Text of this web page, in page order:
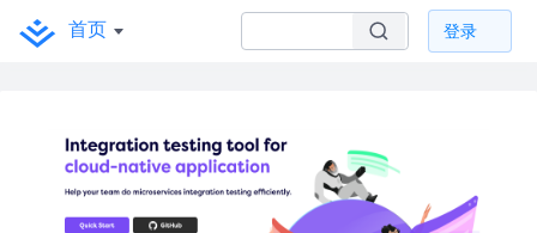
首页 登录